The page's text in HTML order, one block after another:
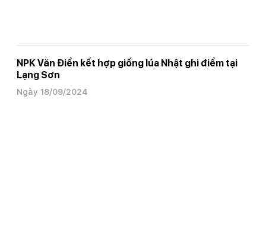
NPK Văn Điển kết hợp giống lúa Nhật ghi điểm tại
Lạng Sơn
Ngày 18/09/2024